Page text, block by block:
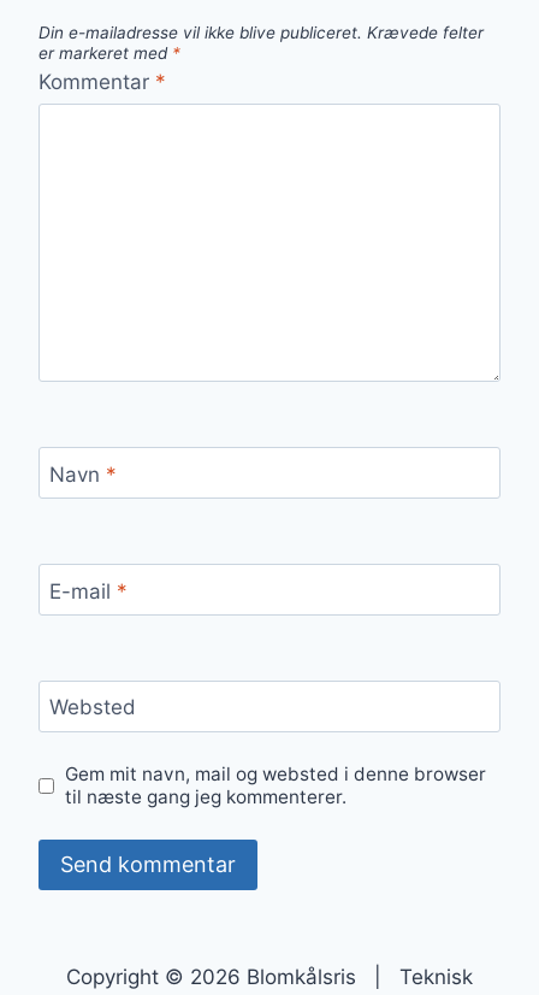
Din e-mailadresse vil ikke blive publiceret. Krævede felter
er markeret med *
Kommentar *
Navn *
E-mail *
Websted
Gem mit navn, mail og websted i denne browser
til næste gang jeg kommenterer.
Copyright © 2026 Blomkålsris | Teknisk